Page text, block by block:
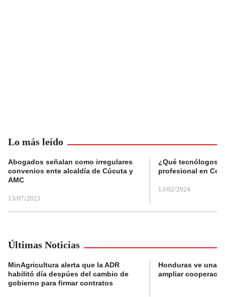
Lo más leído
Abogados señalan como irregulares
convenios ente alcaldía de Cúcuta y
AMC
13/07/2023
¿Qué tecnólogos
profesional en
13/02/2024
Últimas Noticias
MinAgricultura alerta que la ADR
habilitó día despúes del cambio de
gobierno para firmar contratos
Honduras ve una
ampliar